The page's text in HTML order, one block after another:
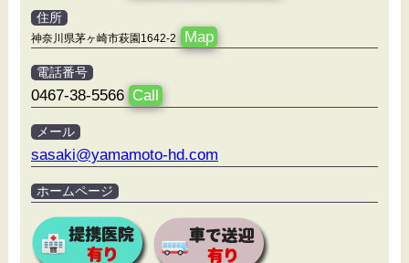
住所
神奈川県茅ヶ崎市萩園1642-2 Map
電話番号
0467-38-5566 Call
メール
sasaki@yamamoto-hd.com
ホームページ